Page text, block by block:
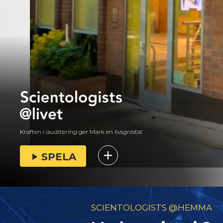
Kraften i auditering ger Mark en livsgnista!
SPELA
SCIENTOLOGISTS @HEMMA